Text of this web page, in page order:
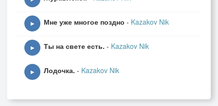
▶ Мне уже многое поздно - Kazakov Nik
▶ Ты на свете есть. - Kazakov Nik
▶ Лодочка. - Kazakov Nik